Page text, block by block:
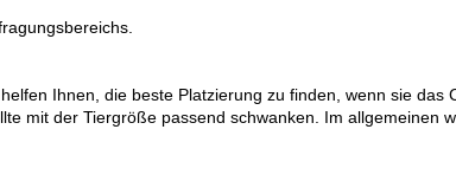
Ihnen, die beste Platzierung zu finden, wenn sie das
mit der Tiergröße passend schwanken. Im allgemeinen